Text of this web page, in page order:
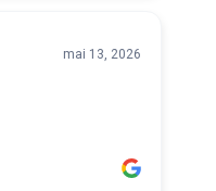
mai 13, 2026